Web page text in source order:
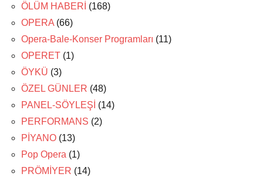
ÖLÜM HABERİ (168)
OPERA (66)
Opera-Bale-Konser Programları (11)
OPERET (1)
ÖYKÜ (3)
ÖZEL GÜNLER (48)
PANEL-SÖYLEŞİ (14)
PERFORMANS (2)
PİYANO (13)
Pop Opera (1)
PRÖMİYER (14)